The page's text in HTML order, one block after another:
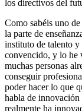
los directivos del
Como sabéis uno
la parte de
instituto de talento
convencido, y lo he
muchas personas
conseguir
poder hacer lo que
habla de innovación
realmente ha